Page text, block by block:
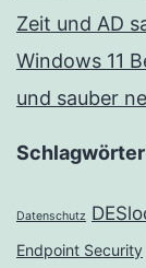
Zeit und AD
Windows 11
und sauber
Schlagwörter
Datenschutz
Endpoint Security